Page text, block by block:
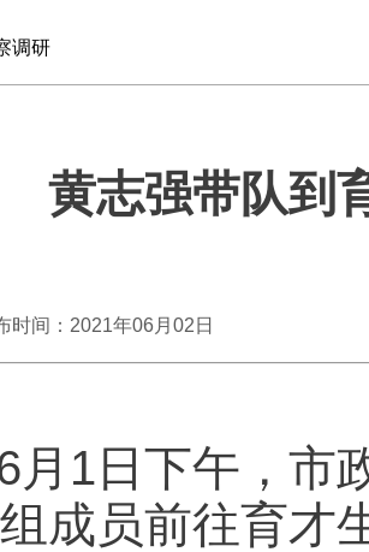
调研
黄志强带队到
时间：2021年06月02日
月1日下午，市
成员前往育才